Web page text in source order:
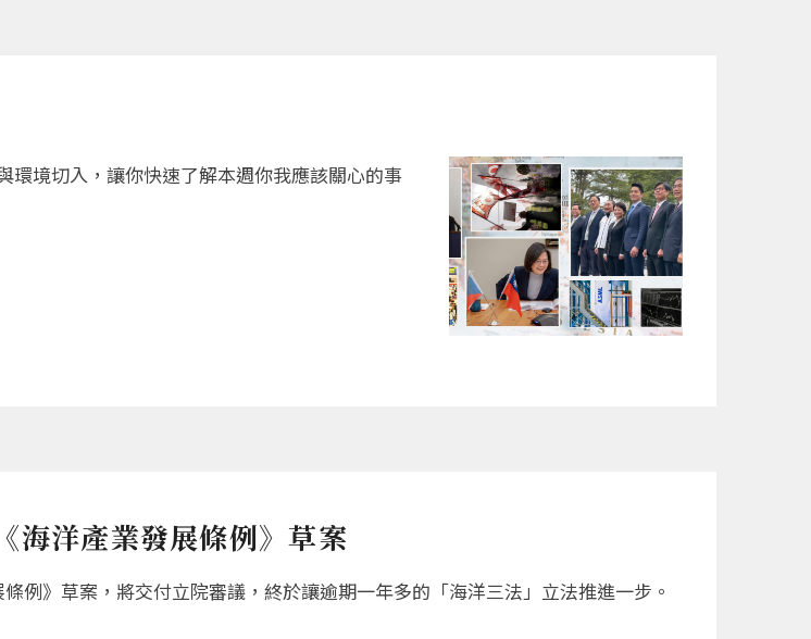
環境切入，讓你快速了解本週你我應該關心的事
海洋產業發展條例》草案
例》草案，將交付立院審議，終於讓逾期一年多的「海洋三法」立法推進一步。